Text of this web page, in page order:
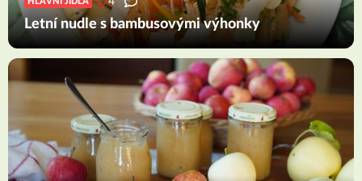
Letní nudle s bambusovými výhonky